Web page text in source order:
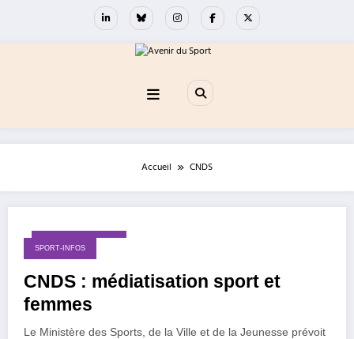
Accueil CNDS
17 septembre 2014
SPORT-INFOS
CNDS : médiatisation sport et
femmes
Le Ministère des Sports, de la Ville et de la Jeunesse prévoit